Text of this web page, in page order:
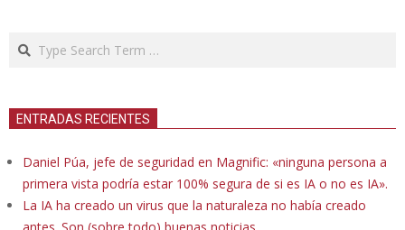
Search
ENTRADAS RECIENTES
Daniel Púa, jefe de seguridad en Magnific: «ninguna persona a
primera vista podría estar 100% segura de si es IA o no es IA».
La IA ha creado un virus que la naturaleza no había creado